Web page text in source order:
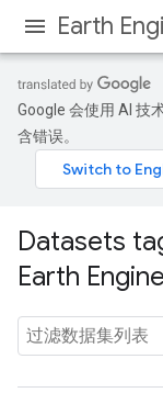
Earth
Google 会使用 AI 技
含错误。
Datasets
Earth Engine